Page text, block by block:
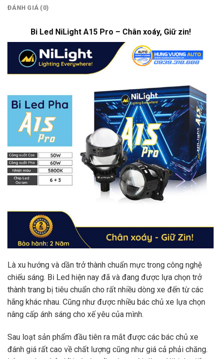
ĐÁNH GIÁ (0)
Bi Led NiLight A15 Pro – Chân xoáy, Giữ zin!
Là xu hướng và dần trở thành chuẩn mực trong công nghệ
chiếu sáng. Bi Led hiện nay đã và đang được lựa chọn trở
thành trang bị tiêu chuẩn cho rất nhiều dòng xe đến từ các
hãng khác nhau. Cũng như được nhiều bác chủ xe lựa chọn
nâng cấp ánh sáng cho xế yêu của mình.
Sau loạt sản phẩm đầu tiên ra mắt được các bác chủ xe
đánh giá rất cao về chất lượng cũng như giá cả phải chăng.